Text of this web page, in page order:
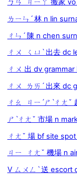
ㄅㄢ ㄐㄧㄚ 搬家
ㄌㄧㄣˊ 林 n lin
ㄔㄣˊ 陳 n chen
ㄔㄨ ㄑㄩˋ 出去 dc
ㄔㄨ 出 dv
ㄔㄨ ㄌㄞˊ 出來 dc
ㄔㄠ ㄐㄧˊㄕˋㄔㄤ
ㄕˋㄔㄤˇ 市場 n
ㄔㄤˇ 場 bf site
ㄐㄧ ㄔㄤˇ 機場 n
V ㄙㄨㄥˋ 送